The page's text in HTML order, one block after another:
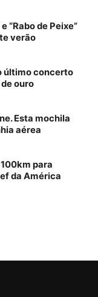
“Rabo de Peixe”
verão
último concerto
ouro
Esta mochila
aérea
para
da América